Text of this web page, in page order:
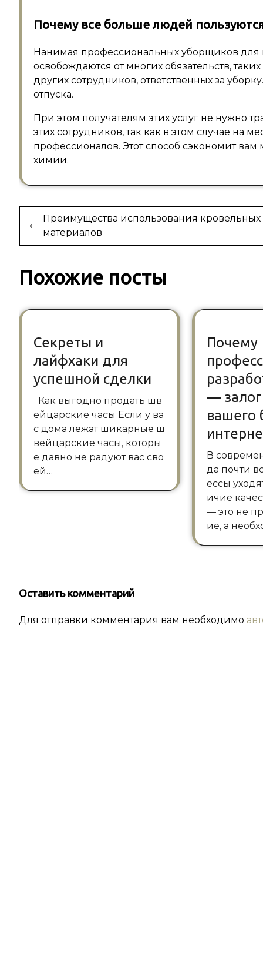
Почему все больше людей
Нанимая профессиональных уборщиков для
освобождаются от многих обязательств,
других сотрудников, ответственных за
отпуска.
При этом получателям этих услуг не нужно
этих сотрудников, так как в этом случае на
профессионалов. Этот способ сэкономит
химии.
Навигация
по
⟵
Преимущества использования кровельных
материалов
Похожие посты
Секреты и
лайфхаки для
успешной сделки
Как выгодно продать шв
ейцарские часы Если у ва
с дома лежат шикарные ш
вейцарские часы, которы
е давно не радуют вас сво
ей…
Почему
— залог
вашего
В современном мире, ког
да почти
ессы
ичие
— это не
ие, а
Оставить комментарий
Для отправки комментария вам необходимо